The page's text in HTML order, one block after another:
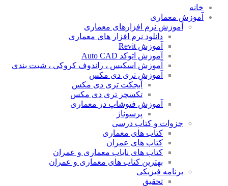
خانه
آموزش معماری
آموزش نرم افزارهای معماری
دانلود نرم افزار های معماری
آموزش Revit
آموزش اتوکد Auto CAD
آموزش اسکیس ، راندوف کروکی ، شیت بندی
آموزش تری دی مکس
آبجکت تری دی مکس
تکسچر تری دی مکس
آموزش فتوشاپ در معماری
پرسوناژ
جزوات و کتاب درسی
کتاب های معماری
کتاب های عمران
کتاب های نایاب معماری و عمران
بهترین کتاب های معماری و عمران
برنامه فیزیکی
تحقیق